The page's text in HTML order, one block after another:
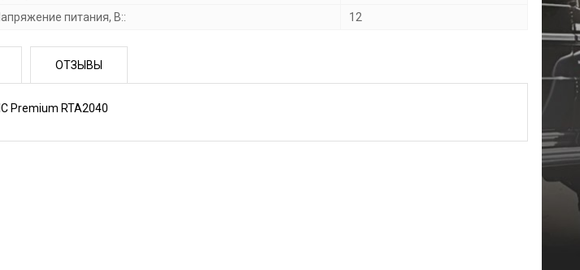
питания, В::
12
ОТЗЫВЫ
Premium RTA2040